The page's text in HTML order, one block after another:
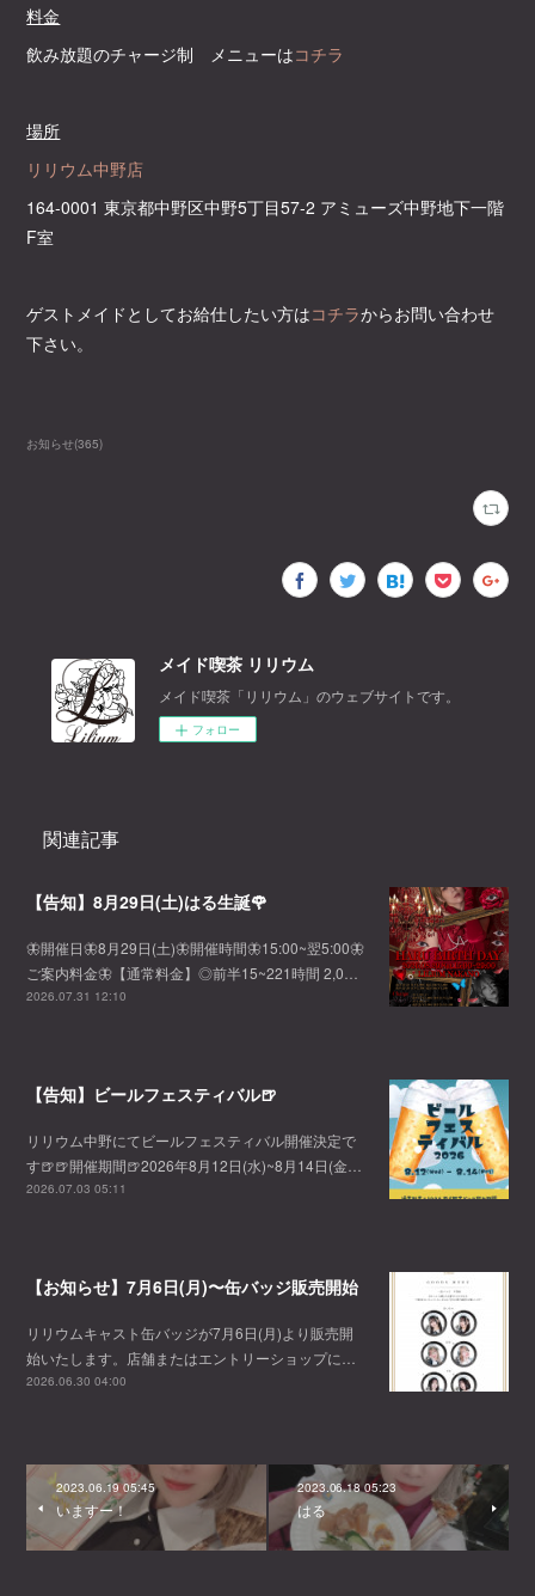
料金
飲み放題のチャージ制 メニューはコチラ
場所
リリウム中野店
164-0001 東京都中野区中野5丁目57-2 アミューズ中野地下一階
F室
ゲストメイドとしてお給仕したい方はコチラからお問い合わせ
下さい。
お知らせ(365)
メイド喫茶 リリウム
メイド喫茶「リリウム」のウェブサイトです。
フォロー
関連記事
【告知】8月29日(土)はる生誕🌹
🦋開催日🦋8月29日(土)🦋開催時間🦋15:00~翌5:00🦋
ご案内料金🦋【通常料金】◎前半15~221時間 2,0…
2026.07.31 12:10
【告知】ビールフェスティバル🍺
リリウム中野にてビールフェスティバル開催決定で
す🍺🍺開催期間🍺2026年8月12日(水)~8月14日(金…
2026.07.03 05:11
【お知らせ】7月6日(月)〜缶バッジ販売開始
リリウムキャスト缶バッジが7月6日(月)より販売開
始いたします。店舗またはエントリーショップに…
2026.06.30 04:00
2023.06.19 05:45
いますー！
2023.06.18 05:23
はる